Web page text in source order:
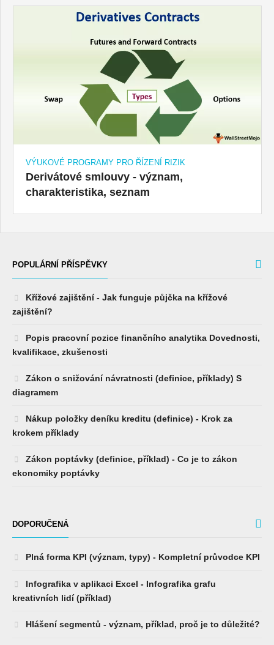
VÝUKOVÉ PROGRAMY PRO ŘÍZENÍ RIZIK
Derivátové smlouvy - význam,
charakteristika, seznam
POPULÁRNÍ PŘÍSPĚVKY
Křížové zajištění - Jak funguje půjčka na křížové
zajištění?
Popis pracovní pozice finančního analytika Dovednosti,
kvalifikace, zkušenosti
Zákon o snižování návratnosti (definice, příklady) S
diagramem
Nákup položky deníku kreditu (definice) - Krok za
krokem příklady
Zákon poptávky (definice, příklad) - Co je to zákon
ekonomiky poptávky
DOPORUČENÁ
Plná forma KPI (význam, typy) - Kompletní průvodce KPI
Infografika v aplikaci Excel - Infografika grafu
kreativních lidí (příklad)
Hlášení segmentů - význam, příklad, proč je to důležité?